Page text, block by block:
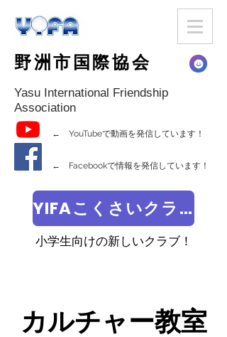
野洲市国際協会
Yasu International Friendship
Association
← YouTubeで動画を発信しています！
← Facebookで情報を発信しています！
YIFAこくさいクラブ
小学生向けの新しいクラブ！
カルチャー教室